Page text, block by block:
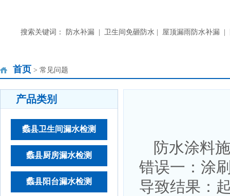
搜索关键词： 防水补漏 | 卫生间免砸防水 | 屋顶漏雨防水补漏
首页 > 常见问题
产品类别
蠡县卫生间漏水检测
蠡县厨房漏水检测
蠡县阳台漏水检测
防水涂料
错误一：涂
导致结果：